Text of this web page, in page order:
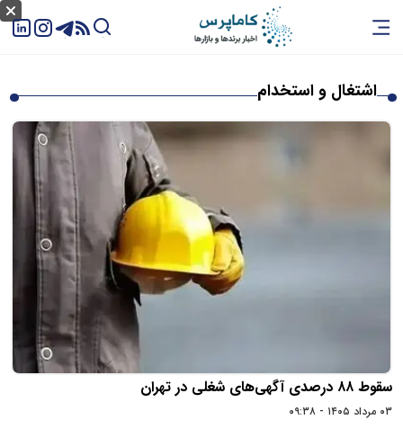
اشتغال و استخدام
سقوط ۸۸ درصدی آگهی‌های شغلی در تهران
۰۳ مرداد ۱۴۰۵ - ۰۹:۳۸